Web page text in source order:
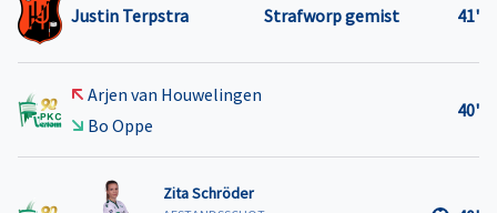
Justin Terpstra Strafworp gemist 41'
Arjen van Houwelingen
Bo Oppe
40'
Zita Schröder